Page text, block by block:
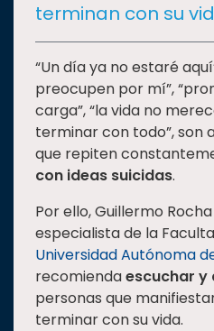
SUSTENTABILIDAD
TEMAS
Oferta
educativa
Investigación
Internacionalización
Responsabilidad
terminan con su
“Un día ya no estaré
preocupen por mí”,
carga”, “la vida no
terminar con todo”, son
que repiten
con ideas suicidas.
Por ello, Guillermo
especialista de la
Universidad Autónoma
recomiendaescuchar y
personas que
terminar con su vida.